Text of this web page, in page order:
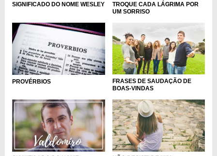
SIGNIFICADO DO NOME WESLEY
TROQUE CADA LÁGRIMA POR
UM SORRISO
PROVÉRBIOS
FRASES DE SAUDAÇÃO DE
BOAS-VINDAS